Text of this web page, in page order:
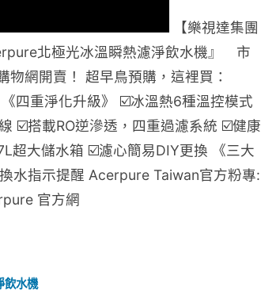
【樂視達集團
北極光冰溫瞬熱濾淨飲水機』 市
網開賣！ 超早鳥預購，這裡買：
四重淨化升級》 ☑️冰溫熱6種溫控模式
☑️搭載RO逆滲透，四重過濾系統 ☑️健康
超大儲水箱 ☑️濾心簡易DIY更換 《三大
水指示提醒 Acerpure Taiwan官方粉專:
官方網
飲水機